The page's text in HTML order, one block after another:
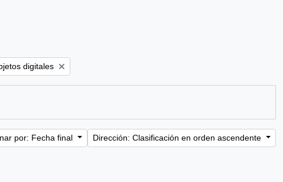
filter:digitales
por: Fecha final Dirección: Clasificación en orden ascendente